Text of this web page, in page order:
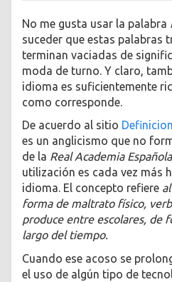
No me gusta usar la palabra
suceder que estas palabras
terminan vaciadas de
moda de turno. Y claro,
idioma es suficientemente
como corresponde.
De acuerdo al sitio
es un anglicismo que no
de la Real Academia
utilización es cada vez más
idioma. El concepto refiere
forma de maltrato físico,
produce entre escolares, de
largo del tiempo.
Cuando ese acoso se
el uso de algún tipo de